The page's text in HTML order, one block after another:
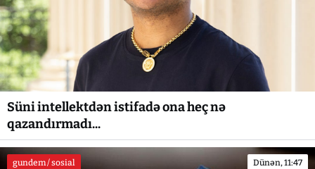
Süni intellektdən istifadə ona heç nə
qazandırmadı...
gundem / sosial Dünən, 11:47